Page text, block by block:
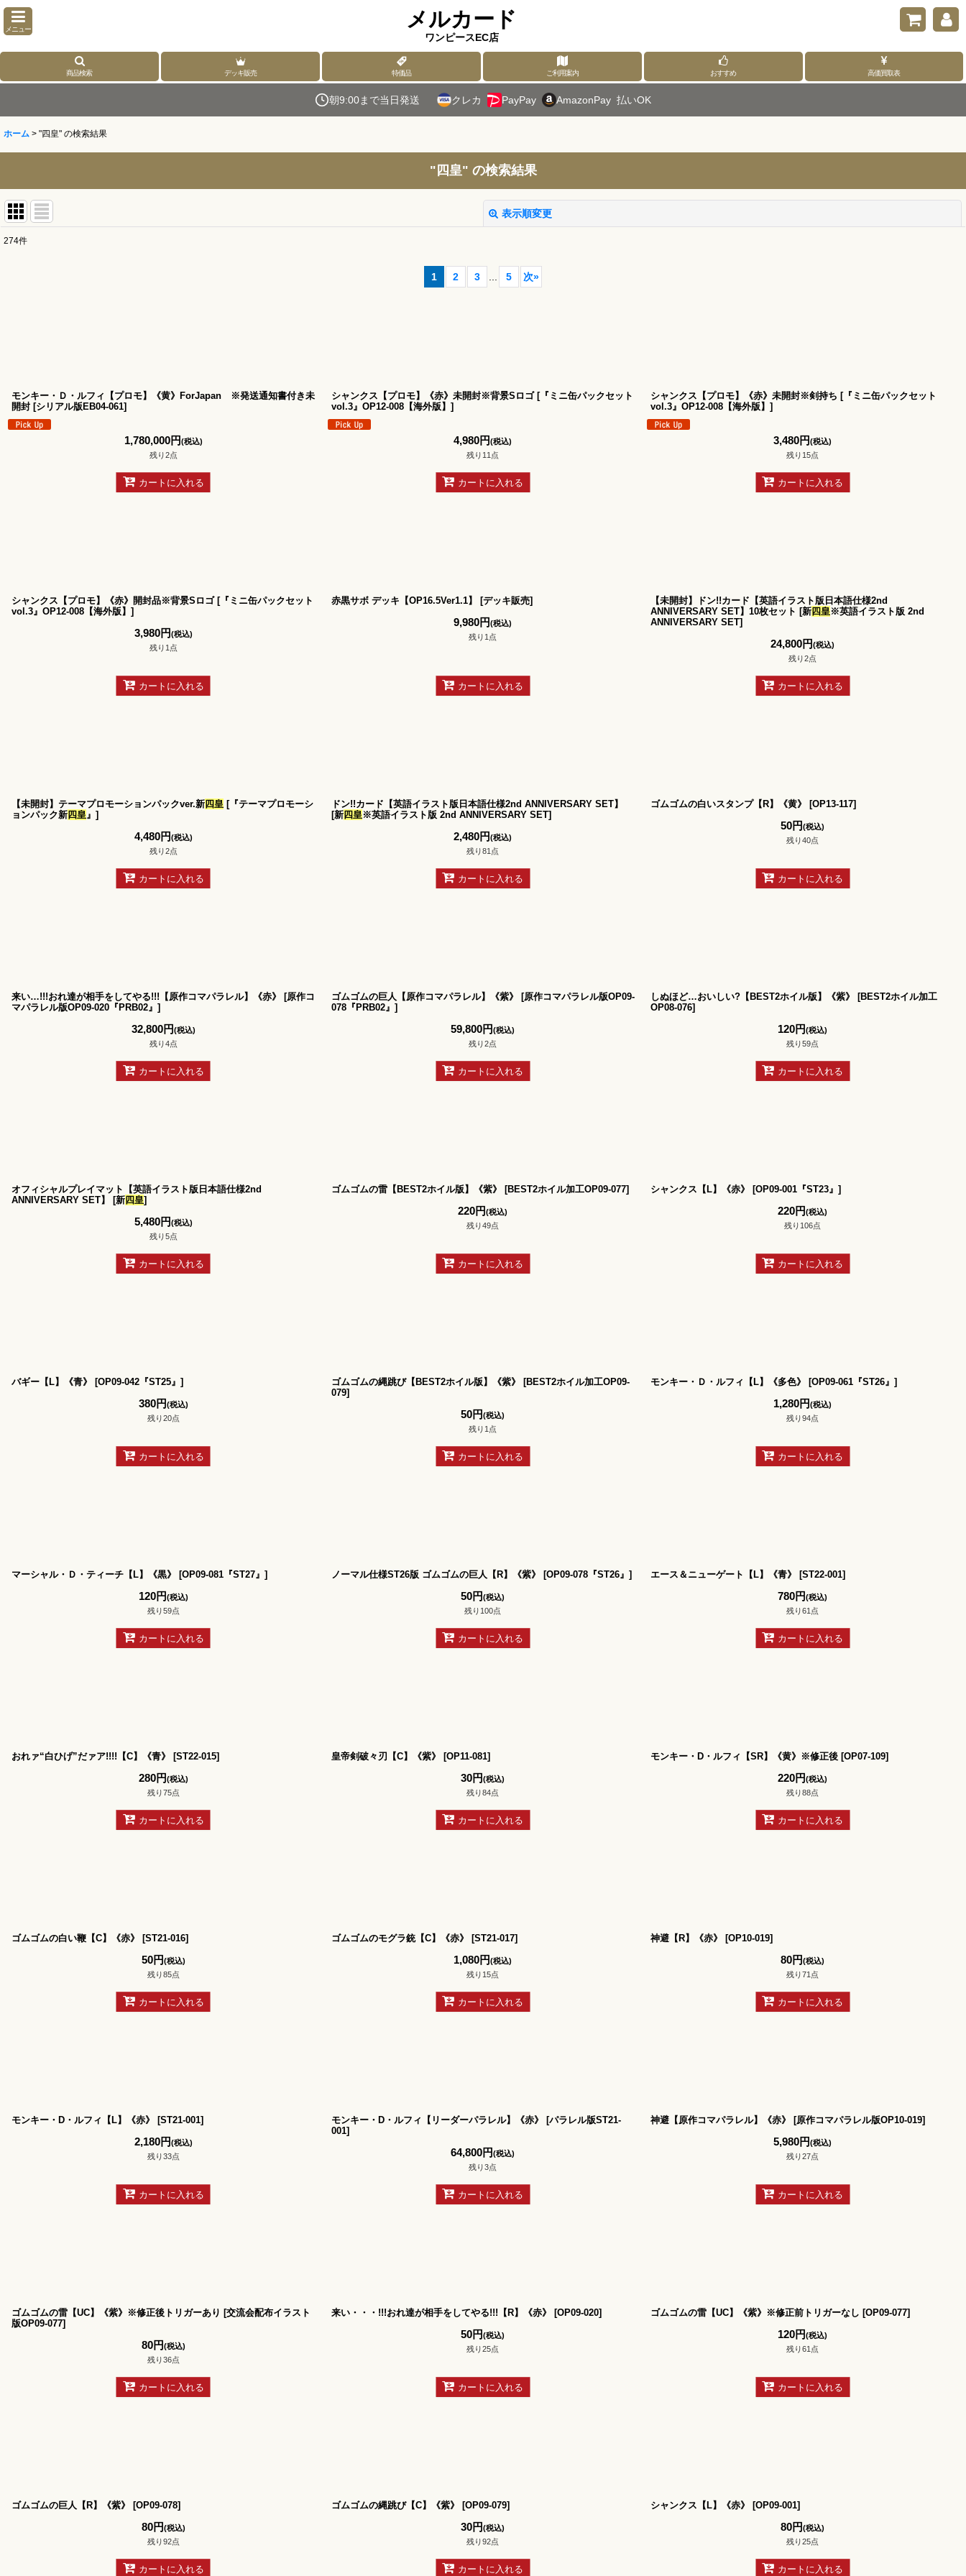
メニュー メルカード
ワンピースEC店
商品検索 デッキ販売 特価品 ご利用案内 おすすめ 高価買取表
朝9:00まで当日発送 クレカ PayPay AmazonPay 払いOK
ホーム > "四皇" の検索結果
"四皇" の検索結果
表示順変更
274件
1 2 3 5 次»
モンキー・Ｄ・ルフィ【プロモ】《黄》ForJapan ※発送通知書付き未
開封 [シリアル版EB04-061]
1,780,000円(税込)
残り2点
カートに入れる
シャンクス【プロモ】《赤》未開封※背景Sロゴ [『ミニ缶パックセット
vol.3』OP12-008【海外版】 ]
4,980円(税込)
残り11点
カートに入れる
シャンクス【プロモ】《赤》未開封※剣持ち [『ミニ缶パックセット
vol.3』OP12-008【海外版】]
3,480円(税込)
残り15点
カートに入れる
シャンクス【プロモ】《赤》開封品※背景Sロゴ [『ミニ缶パックセット
vol.3』OP12-008【海外版】 ]
3,980円(税込)
残り1点
カートに入れる
赤黒サボ デッキ【OP16.5Ver1.1】 [デッキ販売]
9,980円(税込)
残り1点
カートに入れる
【未開封】ドン!!カード【英語イラスト版日本語仕様2nd
ANNIVERSARY SET】10枚セット [新 四皇※英語イラスト版 2nd
ANNIVERSARY SET]
24,800円(税込)
残り2点
カートに入れる
【未開封】テーマプロモーションパックver.新 四皇 [『テーマプロモーシ
ョンパック新 四皇』 ]
4,480円(税込)
残り2点
カートに入れる
ドン!!カード【英語イラスト版日本語仕様2nd ANNIVERSARY SET】
[新四皇※英語イラスト版 2nd ANNIVERSARY SET]
2,480円(税込)
残り81点
カートに入れる
ゴムゴムの白いスタンプ【R】《黄》 [OP13-117]
50円(税込)
残り40点
カートに入れる
来い…!!!おれ達が相手をしてやる!!!【原作コマパラレル】《赤》 [原作コ
マパラレル版OP09-020『PRB02』 ]
32,800円(税込)
残り4点
カートに入れる
ゴムゴムの巨人【原作コマパラレル】《紫》 [原作コマパラレル版OP09-
078『PRB02』 ]
59,800円(税込)
残り2点
カートに入れる
しぬほど…おいしい?【BEST2ホイル版】《紫》 [BEST2ホイル加工
OP08-076]
120円(税込)
残り59点
カートに入れる
オフィシャルプレイマット【英語イラスト版日本語仕様2nd
ANNIVERSARY SET】
[新 四皇]
5,480円(税込)
残り5点
カートに入れる
ゴムゴムの雷【BEST2ホイル版】《紫》 [BEST2ホイル加工OP09-077]
220円(税込)
残り49点
カートに入れる
シャンクス【L】《赤》 [OP09-001『ST23』]
220円(税込)
残り106点
カートに入れる
バギー【L】《青》 [OP09-042『ST25』 ]
380円(税込)
残り20点
カートに入れる
ゴムゴムの縄跳び【BEST2ホイル版】《紫》 [BEST2ホイル加工OP09-
079]
50円(税込)
残り1点
カートに入れる
モンキー・Ｄ・ルフィ【L】《多色》 [OP09-061『ST26』]
1,280円(税込)
残り94点
カートに入れる
マーシャル・Ｄ・ティーチ【L】《黒》 [OP09-081『ST27』 ]
120円(税込)
残り59点
カートに入れる
ノーマル仕様ST26版 ゴムゴムの巨人【R】《紫》 [OP09-078『ST26』 ]
50円(税込)
残り100点
カートに入れる
エース＆ニューゲート【L】《青》 [ST22-001]
780円(税込)
残り61点
カートに入れる
おれァ“白ひげ”だァア!!!!【C】《青》 [ST22-015]
280円(税込)
残り75点
カートに入れる
皇帝剣破々刃【C】《紫》 [OP11-081]
30円(税込)
残り84点
カートに入れる
モンキー・D・ルフィ【SR】《黄》※修正後 [OP07-109]
220円(税込)
残り88点
カートに入れる
ゴムゴムの白い鞭【C】《赤》 [ST21-016]
50円(税込)
残り85点
カートに入れる
ゴムゴムのモグラ銃【C】《赤》 [ST21-017]
1,080円(税込)
残り15点
カートに入れる
神避【R】《赤》 [OP10-019]
80円(税込)
残り71点
カートに入れる
モンキー・D・ルフィ【L】《赤》 [ST21-001]
2,180円(税込)
残り33点
カートに入れる
モンキー・D・ルフィ【リーダーパラレル】《赤》 [パラレル版ST21-
001]
64,800円(税込)
残り3点
カートに入れる
神避【原作コマパラレル】《赤》 [原作コマパラレル版OP10-019]
5,980円(税込)
残り27点
カートに入れる
ゴムゴムの雷【UC】《紫》※修正後トリガーあり [交流会配布イラスト
版OP09-077]
80円(税込)
残り36点
カートに入れる
来い・・・!!!おれ達が相手をしてやる!!!【R】《赤》 [OP09-020]
50円(税込)
残り25点
カートに入れる
ゴムゴムの雷【UC】《紫》※修正前トリガーなし [OP09-077]
120円(税込)
残り61点
カートに入れる
ゴムゴムの巨人【R】《紫》 [OP09-078]
80円(税込)
残り92点
カートに入れる
ゴムゴムの縄跳び【C】《紫》 [OP09-079]
30円(税込)
残り92点
カートに入れる
シャンクス【L】《赤》 [OP09-001]
80円(税込)
残り25点
カートに入れる